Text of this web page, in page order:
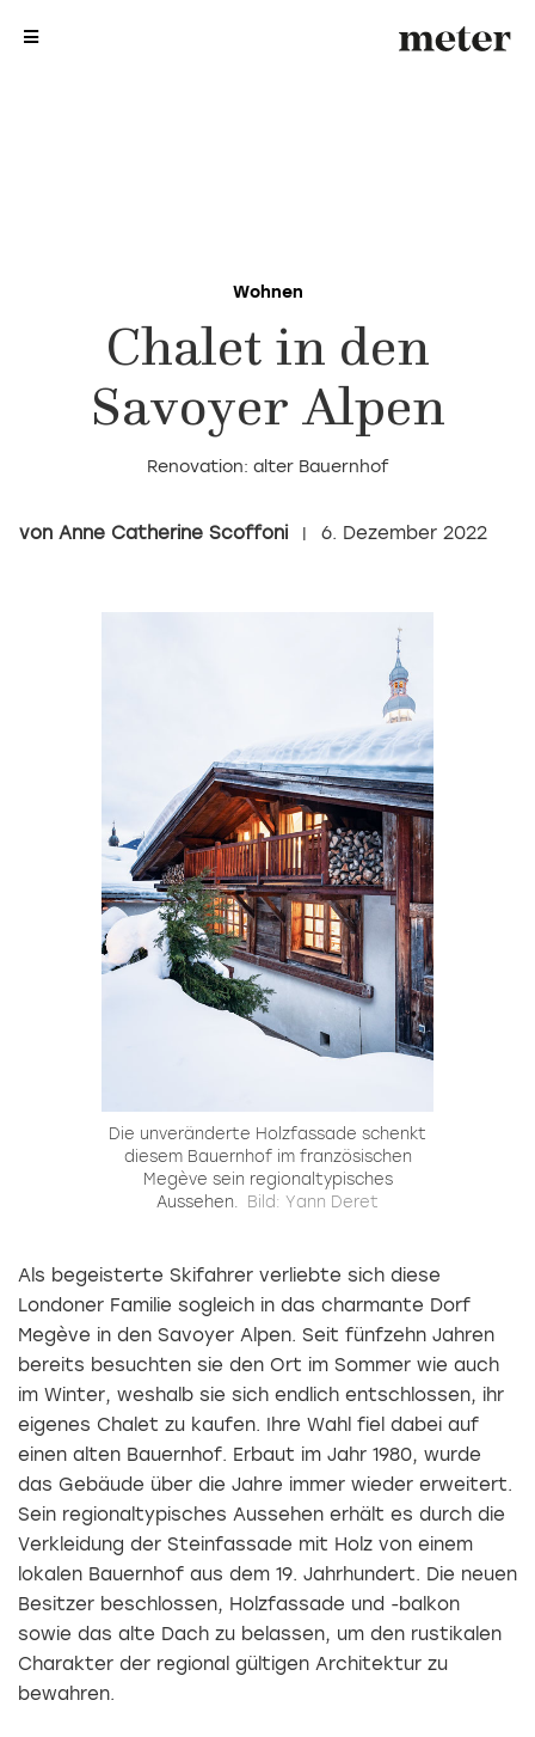
Wohnen
Chalet in den
Savoyer Alpen
Renovation: alter Bauernhof
Anne Catherine Scoffoni 6. Dezember 2022
Die unveränderte Holzfassade schenkt
diesem Bauernhof im französischen
Megève sein regionaltypisches
Aussehen.
Bild: Yann Deret
Als begeisterte Skifahrer verliebte sich diese
Londoner Familie sogleich in das charmante Dorf
Megève in den Savoyer Alpen. Seit fünfzehn Jahren
bereits besuchten sie den Ort im Sommer wie auch
im Winter, weshalb sie sich endlich entschlossen, ihr
eigenes Chalet zu kaufen. Ihre Wahl fiel dabei auf
einen alten Bauernhof. Erbaut im Jahr 1980, wurde
das Gebäude über die Jahre immer wieder erweitert.
Sein regionaltypisches Aussehen erhält es durch die
Verkleidung der Steinfassade mit Holz von einem
lokalen Bauernhof aus dem 19. Jahrhundert. Die neuen
Besitzer beschlossen, Holzfassade und -balkon
sowie das alte Dach zu belassen, um den rustikalen
Charakter der regional gültigen Architektur zu
bewahren.